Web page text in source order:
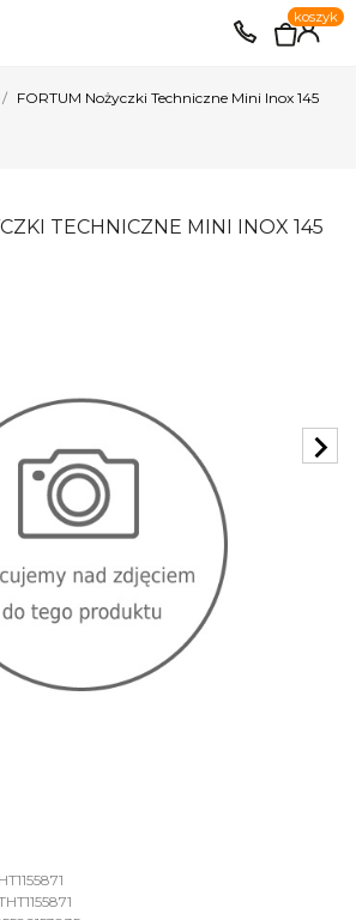
EUR PLN 0
koszyk
FORTUM Nożyczki Techniczne Mini Inox 145
TECHNICZNE MINI INOX 145
chevron_right